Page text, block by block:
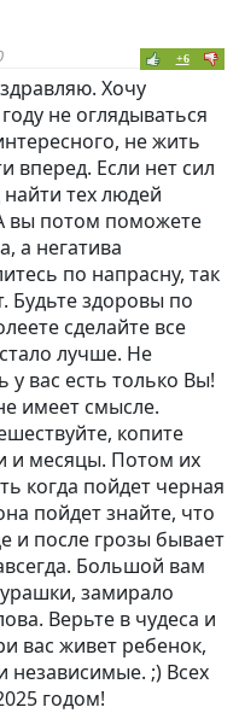
+6
Хочу
не оглядываться
не жить
вперед. Если нет сил
тех людей
вы потом поможете
а негатива
по напрасну, так
Будьте здоровы по
сделайте все
лучше. Не
у вас есть только Вы!
имеет смысле.
копите
и месяцы. Потом их
когда пойдет черная
пойдет знайте, что
и после грозы бывает
Большой вам
замирало
Верьте в чудеса и
вас живет ребенок,
независимые. ;) Всех
годом!